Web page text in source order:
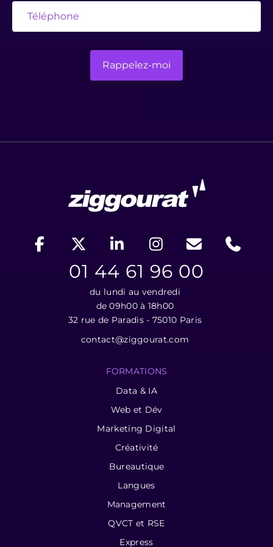
01 44 61 96 00
du lundi au vendredi
de 09h00 à 18h00
32 rue de Paradis - 75010 Paris
contact@ziggourat.com
FORMATIONS
Data & IA
Web et Dév
Marketing Digital
Créativité
Bureautique
Langues
Management
QVCT et RSE
Express